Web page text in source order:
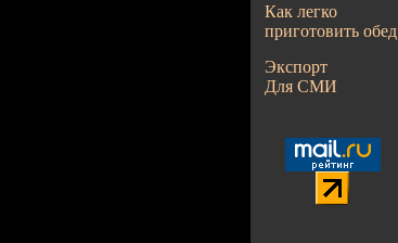
Как легко
приготовить обед
Экспорт
Для СМИ